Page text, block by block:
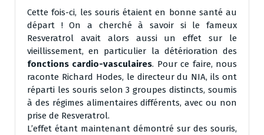
Cette fois-ci, les souris étaient en bonne santé au
départ ! On a cherché à savoir si le fameux
Resveratrol avait alors aussi un effet sur le
vieillissement, en particulier la détérioration des
fonctions cardio-vasculaires. Pour ce faire, nous
raconte Richard Hodes, le directeur du NIA, ils ont
réparti les souris selon 3 groupes distincts, soumis
à des régimes alimentaires différents, avec ou non
prise de Resveratrol.
L’effet étant maintenant démontré sur des souris,